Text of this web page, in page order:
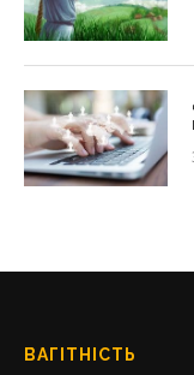
ВАГІТНІСТЬ